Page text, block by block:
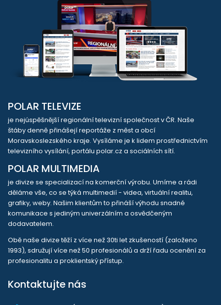
POLAR TELEVIZE
je nejúspěšnější regionální televizní společnost v ČR. Naše
štáby denně přinášejí reportáže z měst a obcí
Moravskoslezského kraje. Vysíláme je k lidem prostřednictvím
televizního vysílání, portálu polar.cz a sociálních sítí.
POLAR MULTIMEDIA
je divize se specializací na komerční výrobu. Umíme a rádi
děláme vše, co se týká multimedií - videa, virtuální realitu,
grafiky, weby. Našim klientům to přináší výhodu snadné
komunikace s jediným univerzálním a osvědčeným
dodavatelem.
Obě naše divize těží z více než 30ti let zkušeností (založeno
1993), sdružují více než 50 profesionálů a drží řadu ocenění za
profesionalitu a proklientský přístup.
Kontaktujte nás